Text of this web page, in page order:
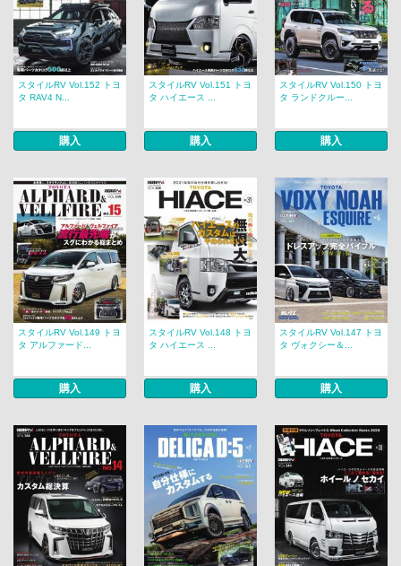
スタイルRV Vol.152 トヨ
タ RAV4 N...
購入
スタイルRV Vol.151 トヨ
タ ハイエース ...
購入
スタイルRV Vol.150 トヨ
タ ランドクルー...
購入
スタイルRV Vol.149 トヨ
タ アルファード...
購入
スタイルRV Vol.148 トヨ
タ ハイエース ...
購入
スタイルRV Vol.147 トヨ
タ ヴォクシー＆...
購入